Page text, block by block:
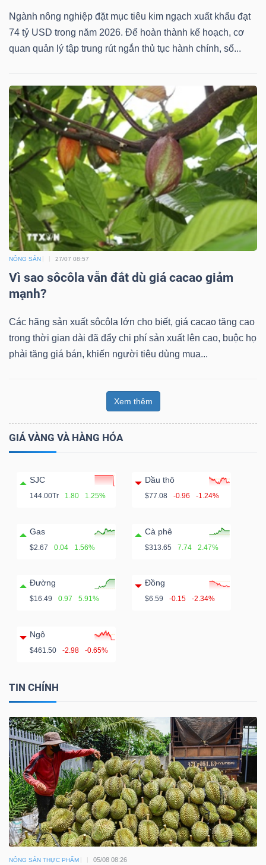
Ngành nông nghiệp đặt mục tiêu kim ngạch xuất khẩu đạt
74 tỷ USD trong năm 2026. Để hoàn thành kế hoạch, cơ
quan quản lý tập trung rút ngắn thủ tục hành chính, số...
NÔNG SẢN 27/07 08:57
Vì sao sôcôla vẫn đắt dù giá cacao giảm
mạnh?
Các hãng sản xuất sôcôla lớn cho biết, giá cacao tăng cao
trong thời gian dài đã đẩy chi phí sản xuất lên cao, buộc họ
phải tăng giá bán, khiến người tiêu dùng mua...
Xem thêm
GIÁ VÀNG VÀ HÀNG HÓA
SJC
144.00Tr 1.80 1.25%
Dầu thô
$77.08 -0.96 -1.24%
Gas
$2.67 0.04 1.56%
Cà phê
$313.65 7.74 2.47%
Đường
$16.49 0.97 5.91%
Đồng
$6.59 -0.15 -2.34%
Ngô
$461.50 -2.98 -0.65%
TIN CHÍNH
NÔNG SẢN THỰC PHẨM 05/08 08:26